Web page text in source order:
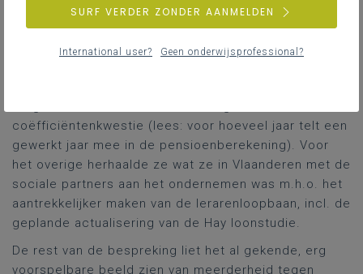
de ‘pensioenafbraak’ in op het lerarentekort in ons
coëfficiëntenkwestie (lees: voor hoeveel jaar telt een
gewerkt jaar mee in de pensioenberekening). Voor
het overige herhaalde ze wat ze in Vlaanderen met de
sociale partners aan het ondernemen was m.h.o. het
aantrekkelijker maken van de lerarenloopbaan, incl. de
geplande actualisering van de Hay loonstudie.
De rest van de bespreking liet het al gekende, erg
voorspelbare beeld zien van meerderheid tegen
SURF VERDER ZONDER AANMELDEN
International user? Geen onderwijsprofessional?